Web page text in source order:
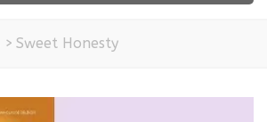
> Sweet Honesty